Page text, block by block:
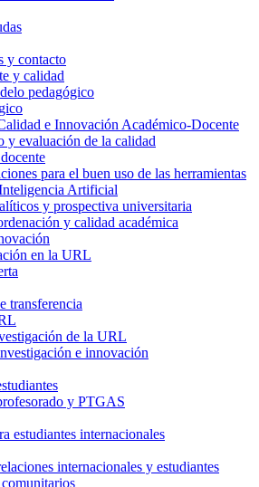
y contacto
y calidad
pedagógico
e Innovación Académico-Docente
y evaluación de la calidad
para el buen uso de las herramientas
Artificial
y prospectiva universitaria
y calidad académica
en la URL
transferencia
de la URL
e innovación
y PTGAS
estudiantes internacionales
internacionales y estudiantes